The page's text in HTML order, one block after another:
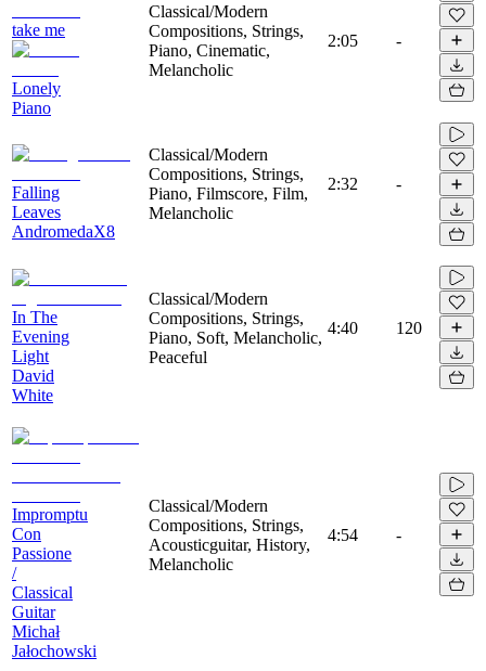
take me
Lonely
Piano
Classical/Modern
Compositions, Strings,
Piano, Cinematic,
Melancholic
2:05 -
Falling
Leaves
AndromedaX8
Classical/Modern
Compositions, Strings,
Piano, Filmscore, Film,
Melancholic
2:32 -
In The
Evening
Light
David
White
Classical/Modern
Compositions, Strings,
Piano, Soft, Melancholic,
Peaceful
4:40 120
Impromptu
Con
Passione
/
Classical
Guitar
Michał
Jałochowski
Classical/Modern
Compositions, Strings,
Acousticguitar, History,
Melancholic
4:54 -